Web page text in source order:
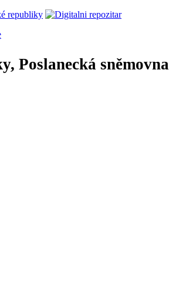
Poslanecká sněmovna